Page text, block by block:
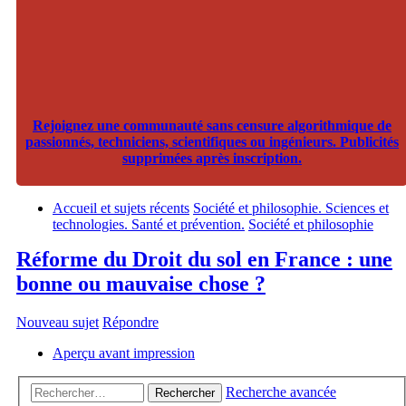
Rejoignez une communauté sans censure algorithmique de
passionnés, techniciens, scientifiques ou ingénieurs. Publicités
supprimées après inscription.
Accueil et sujets récents Société et philosophie. Sciences et
technologies. Santé et prévention. Société et philosophie
Réforme du Droit du sol en France : une
bonne ou mauvaise chose ?
Nouveau sujet Répondre
Aperçu avant impression
Rechercher Recherche avancée